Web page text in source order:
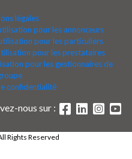
légales
pour les annonceurs
pour les particuliers
pour les prestataires
pour les gestionnaires de
confidentialité
nous sur :
Rights Reserved